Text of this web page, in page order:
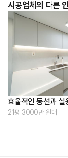
시공업체의 다른
21평 3000만 원대